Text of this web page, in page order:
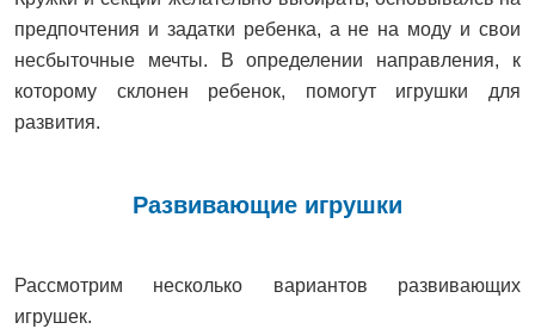
предпочтения и задатки ребенка, а не на моду и свои
несбыточные мечты. В определении направления, к
которому склонен ребенок, помогут игрушки для
развития.
Развивающие игрушки
Рассмотрим несколько вариантов развивающих
игрушек.